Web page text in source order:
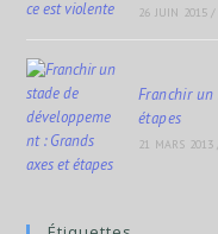
26 JUIN 2015 /
Franchir un
étapes
21 MARS 2013